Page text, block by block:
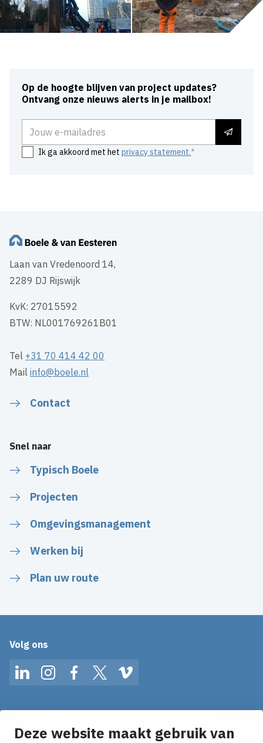
Deze website maakt gebruik van
Op de hoogte blijven van project updates?
Ontvang onze nieuws alerts in je mailbox!
Ik ga akkoord met hetprivacy statement.
Laan van Vredenoord 14,
2289 DJ Rijswijk
KvK: 27015592
BTW: NL001769261B01
Tel +31 70 414 42 00
Mailinfo@boele.nl
Contact
Snel naar
Typisch Boele
Projecten
Omgevingsmanagement
Werken bij
Plan uw route
Volg ons
LinkedInInstagramFacebookTwitterVimeo
Ontvang onze nieuws alerts in je mailbox!